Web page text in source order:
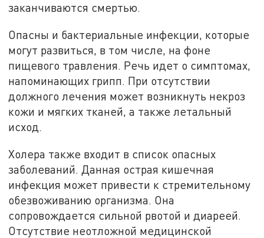
заканчиваются смертью.
Опасны и бактериальные инфекции, которые
могут развиться, в том числе, на фоне
пищевого травления. Речь идет о симптомах,
напоминающих грипп. При отсутствии
должного лечения может возникнуть некроз
кожи и мягких тканей, а также летальный
исход.
Холера также входит в список опасных
заболеваний. Данная острая кишечная
инфекция может привести к стремительному
обезвоживанию организма. Она
сопровождается сильной рвотой и диареей.
Отсутствие неотложной медицинской